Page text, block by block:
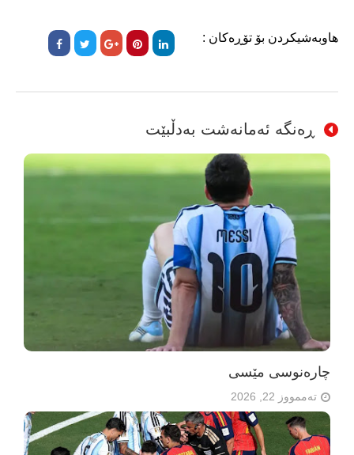
هاوبەشیکردن بۆ تۆڕەکان :
ڕەنگە ئەمانەشت بەدڵبێت
چارەنوسی مێسی
تەممووز 22, 2026